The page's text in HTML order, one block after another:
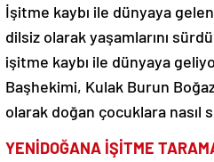
İşitme kaybı ile dünyaya
dilsiz olarak yaşamlarını
işitme kaybı ile dünyaya
Başhekimi, Kulak Burun
olarak doğan çocuklara nasıl
YENİDOĞANA İŞİTME